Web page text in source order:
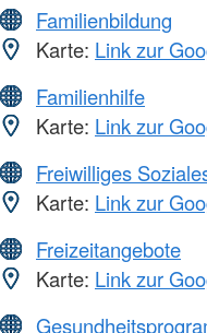
Familienbildung
Karte: Link zur
Familienhilfe
Karte: Link zur
Freiwilliges
Karte: Link zur
Freizeitangebote
Karte: Link zur